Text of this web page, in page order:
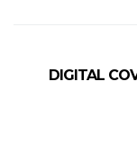
DIGITAL